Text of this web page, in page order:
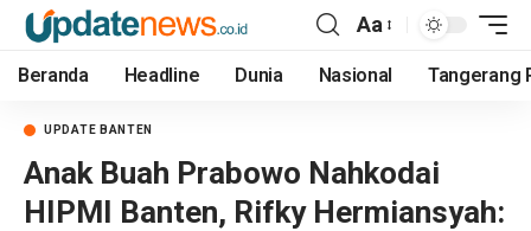
Aa
Beranda Headline Dunia Nasional Tangerang
UPDATE BANTEN
Anak Buah Prabowo Nahkodai
HIPMI Banten, Rifky Hermiansyah: